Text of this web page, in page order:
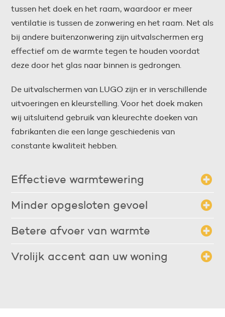
tussen het doek en het raam, waardoor er meer
ventilatie is tussen de zonwering en het raam. Net als
bij andere buitenzonwering zijn uitvalschermen erg
effectief om de warmte tegen te houden voordat
deze door het glas naar binnen is gedrongen.
De uitvalschermen van LUGO zijn er in verschillende
uitvoeringen en kleurstelling. Voor het doek maken
wij uitsluitend gebruik van kleurechte doeken van
fabrikanten die een lange geschiedenis van
constante kwaliteit hebben.
Effectieve warmtewering
door het glas naar binnen is gedrongen.
Minder opgesloten gevoel
onder het scherm doorgekeken worden. Hierdoor wordt het
'opgesloten' gevoel vermindert.
Betere afvoer van warmte
onder het zonnescherm. De warmte lucht die tussen het doek
en het raam zich ophoopt wordt beter afgevoerd.
Vrolijk accent aan uw woning